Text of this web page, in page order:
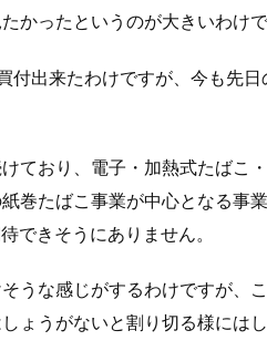
かったというのが大きいわけで
付出来たわけですが、今も先日
ており、電子・加熱式たばこ
巻たばこ事業が中心となる事
できそうにありません。
うな感じがするわけですが、
ょうがないと割り切る様にはし